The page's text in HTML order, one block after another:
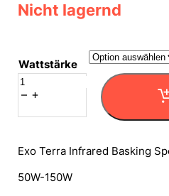
Nicht lagernd
Wattstärke
Exo
Terra
Exo Terra Infrared Basking
50W-150W